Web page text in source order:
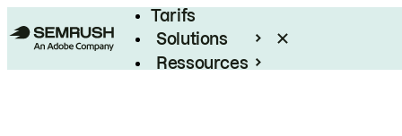
Tarifs
Solutions
Ressources